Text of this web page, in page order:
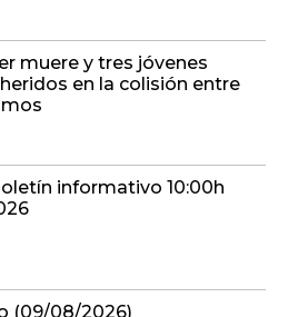
muere y tres jóvenes
en la colisión entre
informativo 10:00h
(09/08/2026)